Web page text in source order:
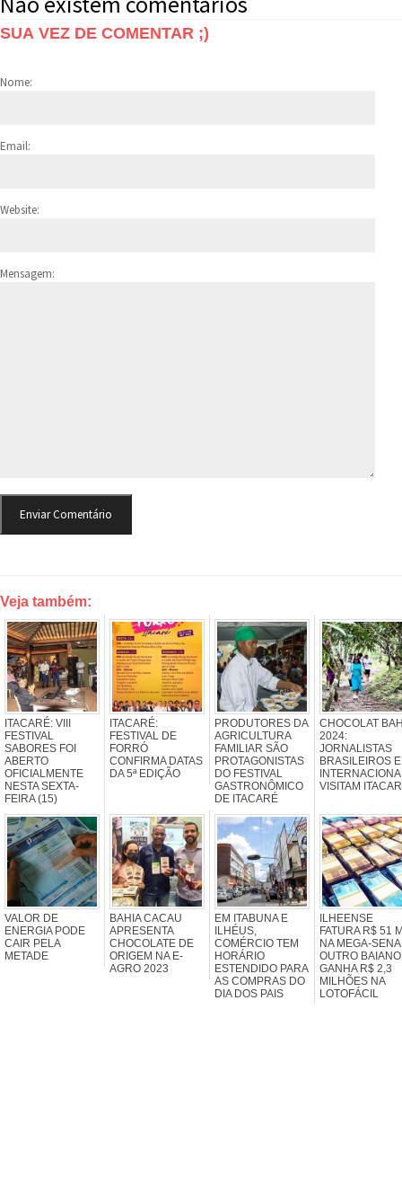
SUA VEZ DE COMENTAR ;)
Nome:
Email:
Website:
Mensagem:
Veja também:
ITACARÉ: VIII
FESTIVAL
SABORES FOI
ABERTO
OFICIALMENTE
NESTA SEXTA-
FEIRA (15)
ITACARÉ:
FESTIVAL DE
FORRÓ
CONFIRMA DATAS
DA 5ª EDIÇÃO
PRODUTORES DA
AGRICULTURA
FAMILIAR SÃO
PROTAGONISTAS
DO FESTIVAL
GASTRONÔMICO
DE ITACARÉ
CHOCOLAT
2024:
JORNALISTAS
BRASILEIROS E
VISITAM
VALOR DE
ENERGIA PODE
CAIR PELA
METADE
BAHIA CACAU
APRESENTA
CHOCOLATE DE
ORIGEM NA E-
AGRO 2023
EM ITABUNA E
ILHÉUS,
COMÉRCIO TEM
HORÁRIO
ESTENDIDO PARA
AS COMPRAS DO
DIA DOS PAIS
ILHEENSE
FATURA R$ 51
NA MEGA-
OUTRO BAIANO
GANHA R$ 2,3
MILHÕES NA
LOTOFÁCIL